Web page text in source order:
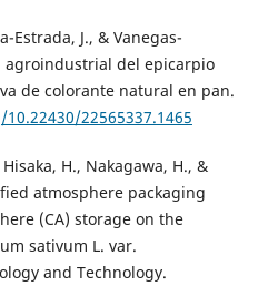
Estrada, J., & Vanegas-
agroindustrial del epicarpio
de colorante natural en pan.
22565337.1465
H., Nakagawa, H., &
atmosphere packaging
(CA) storage on the
sativum L. var.
and Technology.